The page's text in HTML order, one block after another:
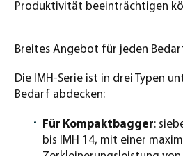
Produktivität beeinträchtigen
Breites Angebot für jeden
Die IMH-Serie ist in drei Typen
Bedarf abdecken:
Für Kompaktbagger:
bis IMH 14, mit einer